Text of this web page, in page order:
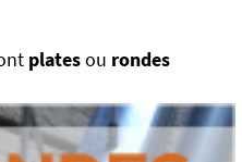
platesou rondes